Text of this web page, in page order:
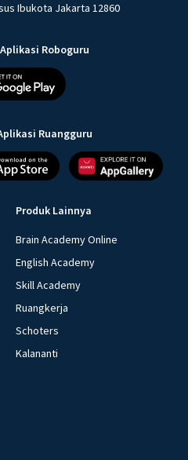
Ibukota Jakarta 12860
Aplikasi Roboguru
Ruangguru
Produk Lainnya
Brain Academy Online
English Academy
Skill Academy
Ruangkerja
Schoters
Kalananti